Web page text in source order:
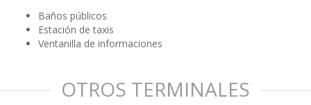
Baños públicos
Estación de taxis
Ventanilla de informaciones
OTROS TERMINALES